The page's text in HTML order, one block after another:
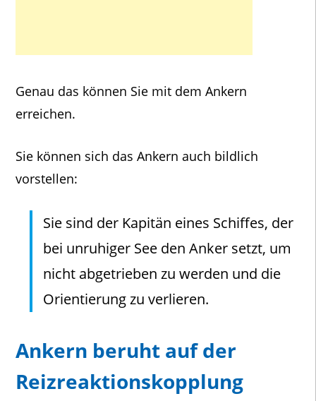
Genau das können Sie mit dem Ankern
erreichen.
Sie können sich das Ankern auch bildlich
vorstellen:
Sie sind der Kapitän eines Schiffes, der
bei unruhiger See den Anker setzt, um
nicht abgetrieben zu werden und die
Orientierung zu verlieren.
Ankern beruht auf der
Reizreaktionskopplung